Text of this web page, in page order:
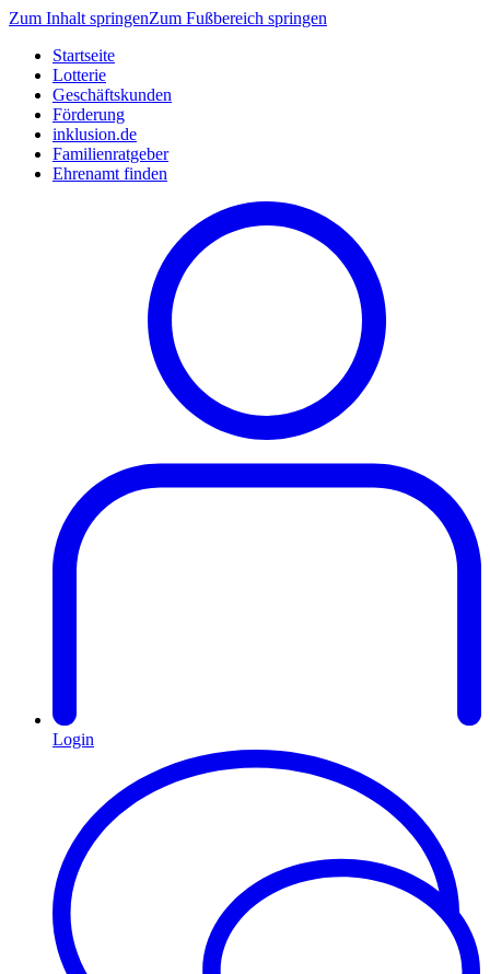
Zum Inhalt springenZum Fußbereich springen
Startseite
Lotterie
Geschäftskunden
Förderung
inklusion.de
Familienratgeber
Ehrenamt finden
Login